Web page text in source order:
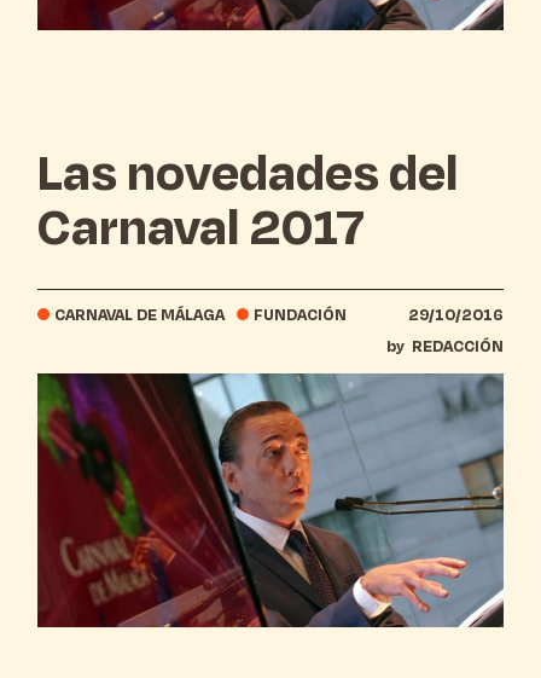
Las novedades del
Carnaval 2017
CARNAVAL DE MÁLAGA FUNDACIÓN
29/10/2016
by REDACCIÓN